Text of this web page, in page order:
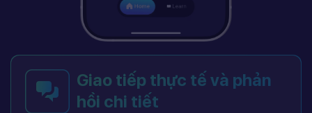
Giao tiếp thực tế và phản
hồi chi tiết